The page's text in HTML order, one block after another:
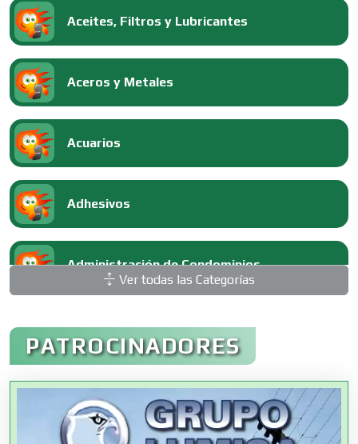
Aceites, Filtros y Lubricantes
Aceros y Metales
Acuarios
Adhesivos
Administración de Condominios
Administración de Empresas
Agencias Aduanales
Ver todas las Categorías
PATROCINADORES